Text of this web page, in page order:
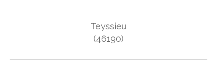
Teyssieu
(46190)